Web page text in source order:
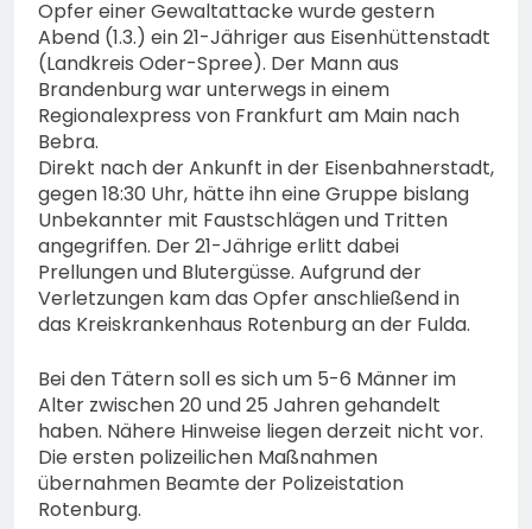
Sicherheitsgewerbe durch
Polizeipräsidium
Osthessen Jubiläumsfest
am Samstag, 15. August
(11-18 Uhr)- Bürgerinnen
und Bürger erhalten
spannende Einblicke in die
Polizeiarbeit
7. August 2026
Opfer einer Gewaltattacke wurde gestern
Abend (1.3.) ein 21-Jähriger aus Eisenhüttenstadt
(Landkreis Oder-Spree). Der Mann aus
Brandenburg war unterwegs in einem
Regionalexpress von Frankfurt am Main nach
Bebra.
Direkt nach der Ankunft in der Eisenbahnerstadt,
gegen 18:30 Uhr, hätte ihn eine Gruppe bislang
Unbekannter mit Faustschlägen und Tritten
angegriffen. Der 21-Jährige erlitt dabei
Prellungen und Blutergüsse. Aufgrund der
Verletzungen kam das Opfer anschließend in
das Kreiskrankenhaus Rotenburg an der Fulda.
Bei den Tätern soll es sich um 5-6 Männer im
Alter zwischen 20 und 25 Jahren gehandelt
haben. Nähere Hinweise liegen derzeit nicht vor.
Die ersten polizeilichen Maßnahmen
übernahmen Beamte der Polizeistation
Rotenburg.